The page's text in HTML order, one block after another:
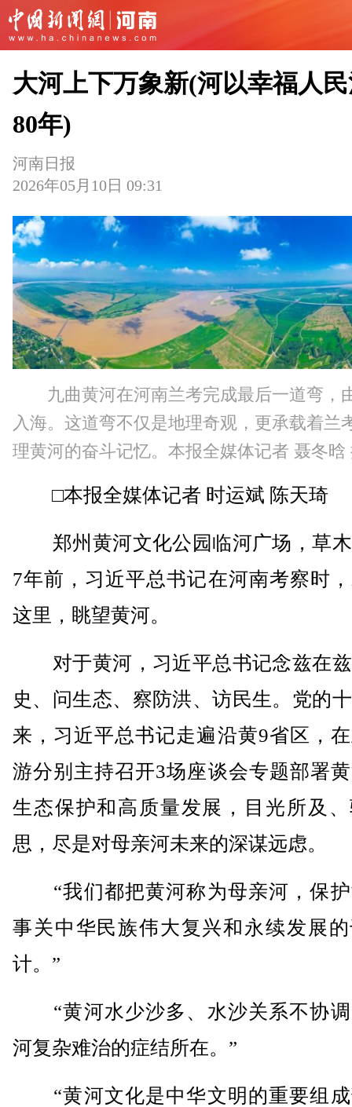
大河上下万象新(河以幸福人
80年)
河南日报
2026年05月10日 09:31
九曲黄河在河南兰考完成最后一道弯，
入海。这道弯不仅是地理奇观，更承载着兰
理黄河的奋斗记忆。本报全媒体记者 聂冬晗
□本报全媒体记者 时运斌 陈天琦
郑州黄河文化公园临河广场，草
7年前，习近平总书记在河南考察时
这里，眺望黄河。
对于黄河，习近平总书记念兹在
史、问生态、察防洪、访民生。党的
来，习近平总书记走遍沿黄9省区，
游分别主持召开3场座谈会专题部署
生态保护和高质量发展，目光所及
思，尽是对母亲河未来的深谋远虑。
“我们都把黄河称为母亲河，保护
事关中华民族伟大复兴和永续发展
计。”
“黄河水少沙多、水沙关系不协调
河复杂难治的症结所在。”
“黄河文化是中华文明的重要组成